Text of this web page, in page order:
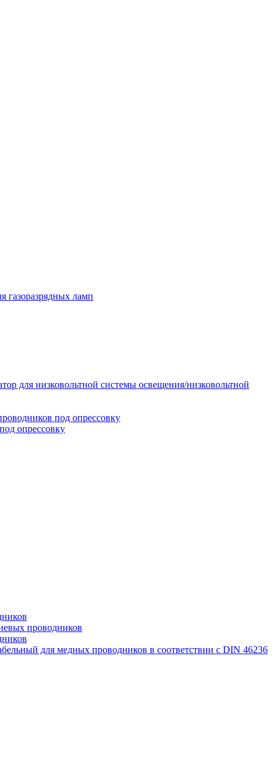
газоразрядных ламп
для низковольтной системы освещения/низковольтной
под опрессовку
опрессовку
проводников
для медных проводников в соответствии с DIN 46236